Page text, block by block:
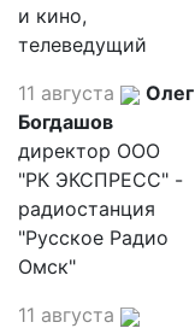
и кино,
телеведущий
11 августа
Олег
Богдашов
директор ООО
"РК ЭКСПРЕСС" -
радиостанция
"Русское Радио
Омск"
11 августа